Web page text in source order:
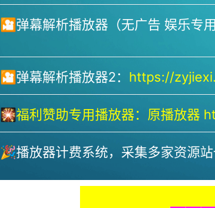
🎦弹幕解析播放器（无广告 娱乐专
🎦弹幕解析播放器2： https://
🎇福利赞助专用播放器： 原播放器
🎉播放器计费系统，采集多家资源